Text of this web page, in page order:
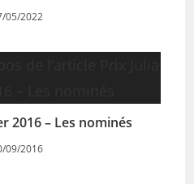
05/2022
2016 – Les nominés
09/2016